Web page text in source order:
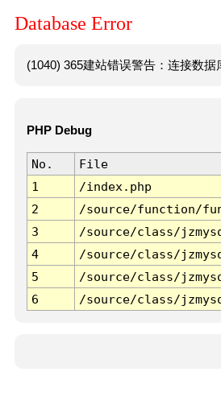
Database Error
(1040) 365建站错误警告：连接数
PHP Debug
No. File
1
/index.php
2
/source/function/
3
/source/class/
4
/source/class/
5
/source/class/
6
/source/class/